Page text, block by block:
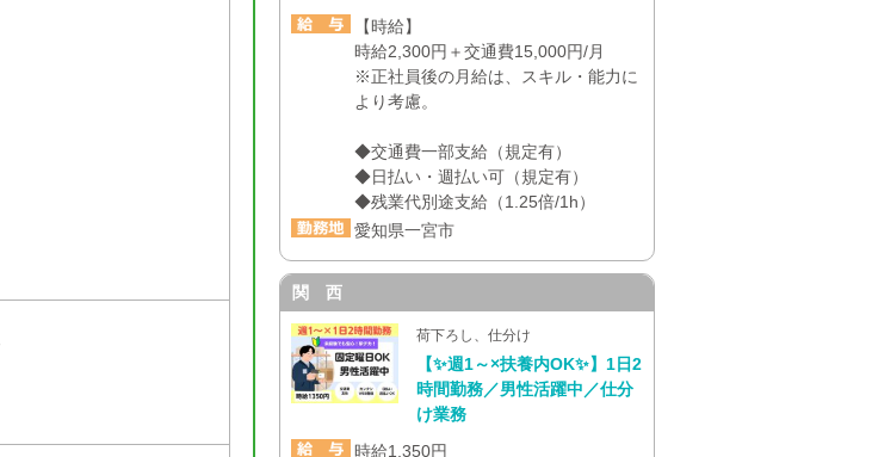
【時給】
時給2,300円＋交通費15,000円/月
※正社員後の月給は、スキル・能力に
より考慮。
◆交通費一部支給（規定有）
◆日払い・週払い可（規定有）
◆残業代別途支給（1.25倍/1h）
愛知県一宮市
関 西
荷下ろし、仕分け
【✨週1～×扶養内OK✨】1日2
時間勤務／男性活躍中／仕分
け業務
時給1,350円